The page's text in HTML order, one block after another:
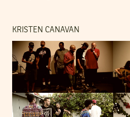
KRISTEN CANAVAN